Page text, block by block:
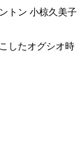
トン 小椋久美子
したオグシオ時